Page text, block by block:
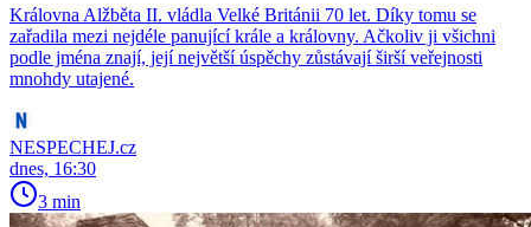
Královna Alžběta II. vládla Velké Británii 70 let. Díky tomu se
zařadila mezi nejdéle panující krále a královny. Ačkoliv ji všichni
podle jména znají, její největší úspěchy zůstávají širší veřejnosti
mnohdy utajené.
NESPECHEJ.cz
dnes, 16:30
3 min